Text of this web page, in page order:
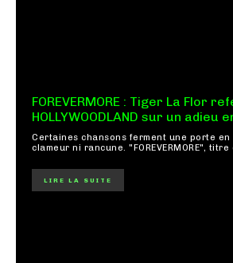
FOREVERMORE : Tiger La Flor
HOLLYWOODLAND sur un adieu
Certaines chansons ferment une porte en
clameur ni rancune. "FOREVERMORE", titre
LIRE LA SUITE